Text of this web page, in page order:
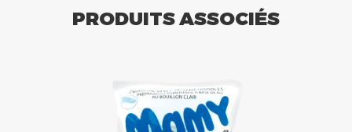
PRODUITS ASSOCIÉS